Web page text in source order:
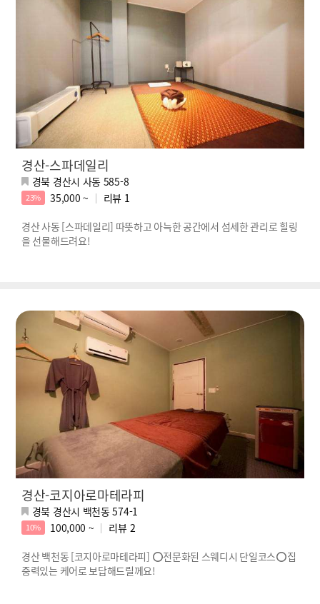
경산-스파데일리
경북 경산시 사동 585-8
23% 35,000 ~ 리뷰 1
경산 사동 [스파데일리] 따뜻하고 아늑한 공간에서 섬세한 관리로 힐링
을 선물해드려요!
경산-코지아로마테라피
경북 경산시 백천동 574-1
10% 100,000 ~ 리뷰 2
경산 백천동 [코지아로마테라피] ⭕전문화된 스웨디시 단일코스⭕집
중력있는 케어로 보답해드릴께요!